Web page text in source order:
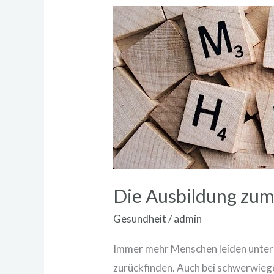
Die Ausbildung
Gesundheit/admin
Immer mehr Menschen leiden
zurückfinden. Auch bei
Die
Ausbildung
zum
psychologischen
Berater